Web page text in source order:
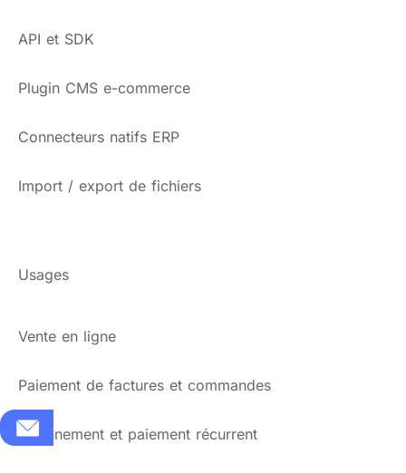
API et SDK
Plugin CMS e-commerce
Connecteurs natifs ERP
Import / export de fichiers
Usages
Vente en ligne
Paiement de factures et commandes
Abonnement et paiement récurrent